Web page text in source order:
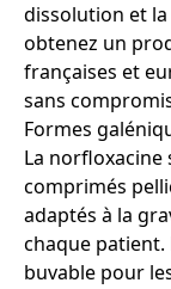
dissolution et
obtenez un
françaises et
sans
Formes
La norfloxacine
comprimés
adaptés à la
chaque patient.
buvable pour